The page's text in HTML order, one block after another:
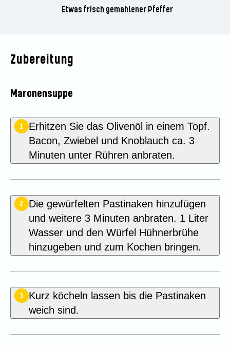
Etwas frisch gemahlener Pfeffer
Zubereitung
Maronensuppe
1
Erhitzen Sie das Olivenöl in einem Topf.
Bacon, Zwiebel und Knoblauch ca. 3
Minuten unter Rühren anbraten.
2
Die gewürfelten Pastinaken hinzufügen
und weitere 3 Minuten anbraten. 1 Liter
Wasser und den Würfel Hühnerbrühe
hinzugeben und zum Kochen bringen.
3
Kurz köcheln lassen bis die Pastinaken
weich sind.